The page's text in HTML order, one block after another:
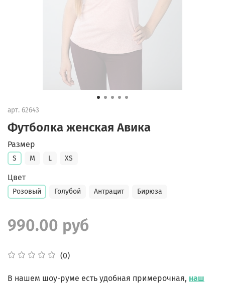
арт. 62643
Футболка женская Авика
(0)
Размер
S M L XS
Цвет
Розовый Голубой Антрацит Бирюза
990.00 руб
В нашем шоу-руме есть удобная примерочная, наш